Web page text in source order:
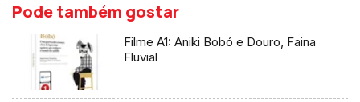
Pode também gostar
Filme A1: Aniki Bobó e Douro, Faina
Fluvial